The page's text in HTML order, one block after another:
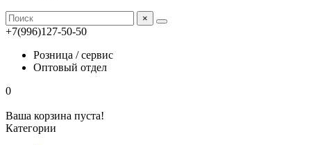
×
+7(996)127-50-50
Розница / сервис
Оптовый отдел
0
Ваша корзина пуста!
Категории